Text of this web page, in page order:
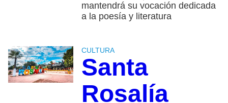
mantendrá su vocación dedicada
a la poesía y literatura
CULTURA
Santa
Rosalía